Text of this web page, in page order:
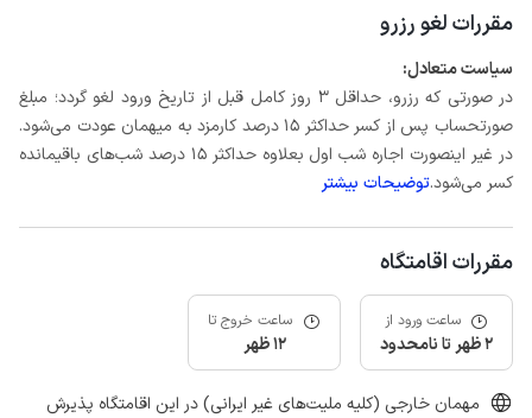
مقررات لغو رزرو
سیاست متعادل:
در صورتی که رزرو، حداقل 3 روز کامل قبل از تاریخ ورود لغو گردد؛ مبلغ
صورتحساب پس از کسر حداکثر 15 درصد کارمزد به میهمان عودت می‌شود.
در غیر اینصورت اجاره شب اول بعلاوه حداکثر 15 درصد شب‌های باقیمانده
کسر می‌شود.توضیحات بیشتر
مقررات اقامتگاه
ساعت ورود از
2 ظهر تا نامحدود
ساعت خروج تا
12 ظهر
مهمان خارجی (کلیه ملیت‌های غیر ایرانی) در این اقامتگاه پذیرش